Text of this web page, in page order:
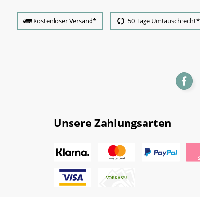
Kostenloser Versand* 50 Tage Umtauschrecht*
Unsere Zahlungsarten